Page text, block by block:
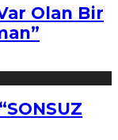
Olan Bir